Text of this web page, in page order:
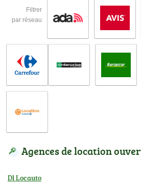
Filtrer
par réseau
Agences de location
Dl Locauto